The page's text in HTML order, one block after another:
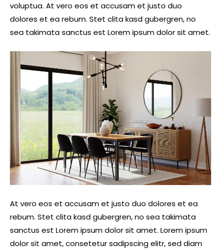
voluptua. At vero eos et accusam et justo duo
dolores et ea rebum. Stet clita kasd gubergren, no
sea takimata sanctus est Lorem ipsum dolor sit amet.
At vero eos et accusam et justo duo dolores et ea
rebum. Stet clita kasd gubergren, no sea takimata
sanctus est Lorem ipsum dolor sit amet. Lorem ipsum
dolor sit amet, consetetur sadipscing elitr, sed diam